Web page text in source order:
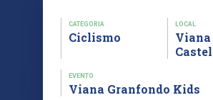
CATEGORIA
Ciclismo
LOCAL
Viana
EVENTO
Viana Granfondo Kids